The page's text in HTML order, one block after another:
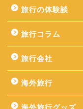
旅行の体験談
旅行コラム
旅行会社
海外旅行
海外旅行グッズ